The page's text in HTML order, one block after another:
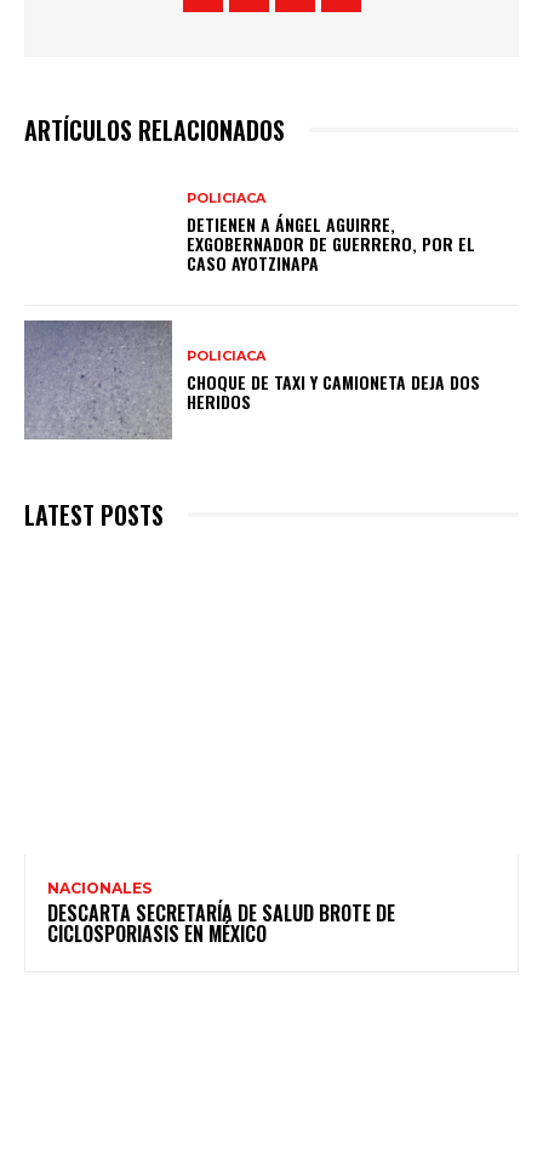
ARTÍCULOS RELACIONADOS
POLICIACA
DETIENEN A ÁNGEL AGUIRRE,
EXGOBERNADOR DE GUERRERO, POR EL
CASO AYOTZINAPA
POLICIACA
CHOQUE DE TAXI Y CAMIONETA DEJA DOS
HERIDOS
LATEST POSTS
NACIONALES
DESCARTA SECRETARÍA DE SALUD BROTE DE
CICLOSPORIASIS EN MÉXICO